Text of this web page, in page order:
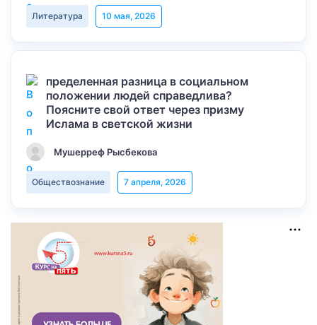
Литература 10 мая, 2026
пределенная разница в социальном
положении людей справедлива?
Поясните свой ответ через призму
Ислама в светской жизни
Мушерреф Рысбекова
Обществознание 7 апреля, 2026